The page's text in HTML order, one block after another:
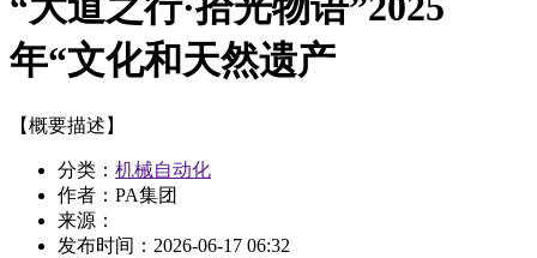
年“文化和天然遗产
【概要描述】
分类： 机械自动化
作者：PA集团
来源：
发布时间： 2026-06-17 06:32